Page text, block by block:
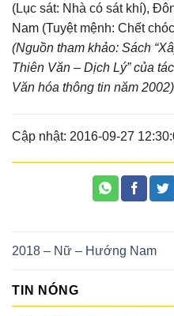
(Lục sát: Nhà có sát khí),
Nam (Tuyệt mệnh: Chết
(Nguồn tham khảo: Sách
Thiên Văn – Dịch Lý” của
Văn hóa thông tin năm 2002)
Cập nhật: 2016-09-27
2018 – Nữ – Hướng Nam
TIN NÓNG